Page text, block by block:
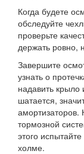
Когда будете
обследуйте
проверьте
держать ровно,
Завершите
узнать о
надавить крыло
шатается,
амортизаторов.
тормозной
этого
холме.